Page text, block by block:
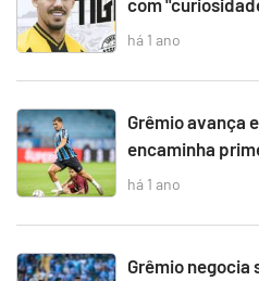
com
há 1 ano
Grêmio avança
encaminha
há 1 ano
Grêmio negocia